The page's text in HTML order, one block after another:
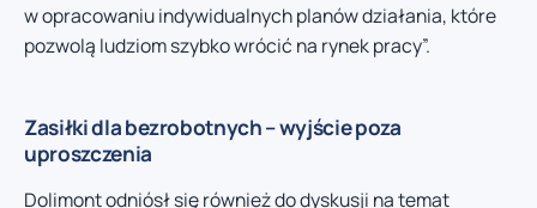
w opracowaniu indywidualnych planów działania, które
pozwolą ludziom szybko wrócić na rynek pracy”.
Zasiłki dla bezrobotnych – wyjście poza
uproszczenia
Dolimont odniósł się również do dyskusji na temat